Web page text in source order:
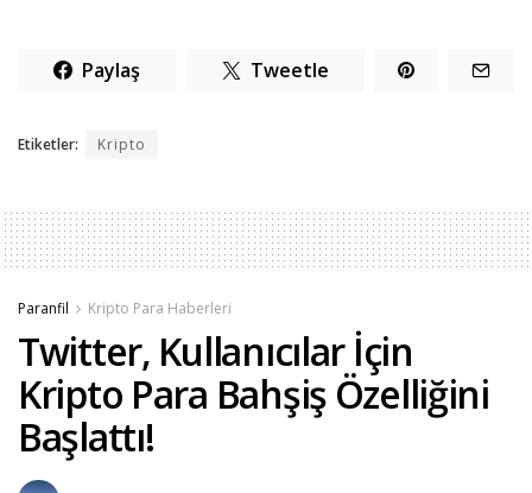
Paylaş Tweetle
Etiketler: Kripto
Paranfil Kripto Para Haberleri
Twitter, Kullanıcılar İçin
Kripto Para Bahşiş Özelliğini
Başlattı!